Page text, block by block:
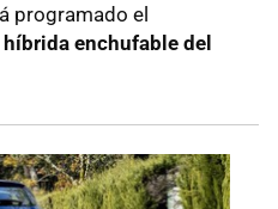
programado el
enchufable del